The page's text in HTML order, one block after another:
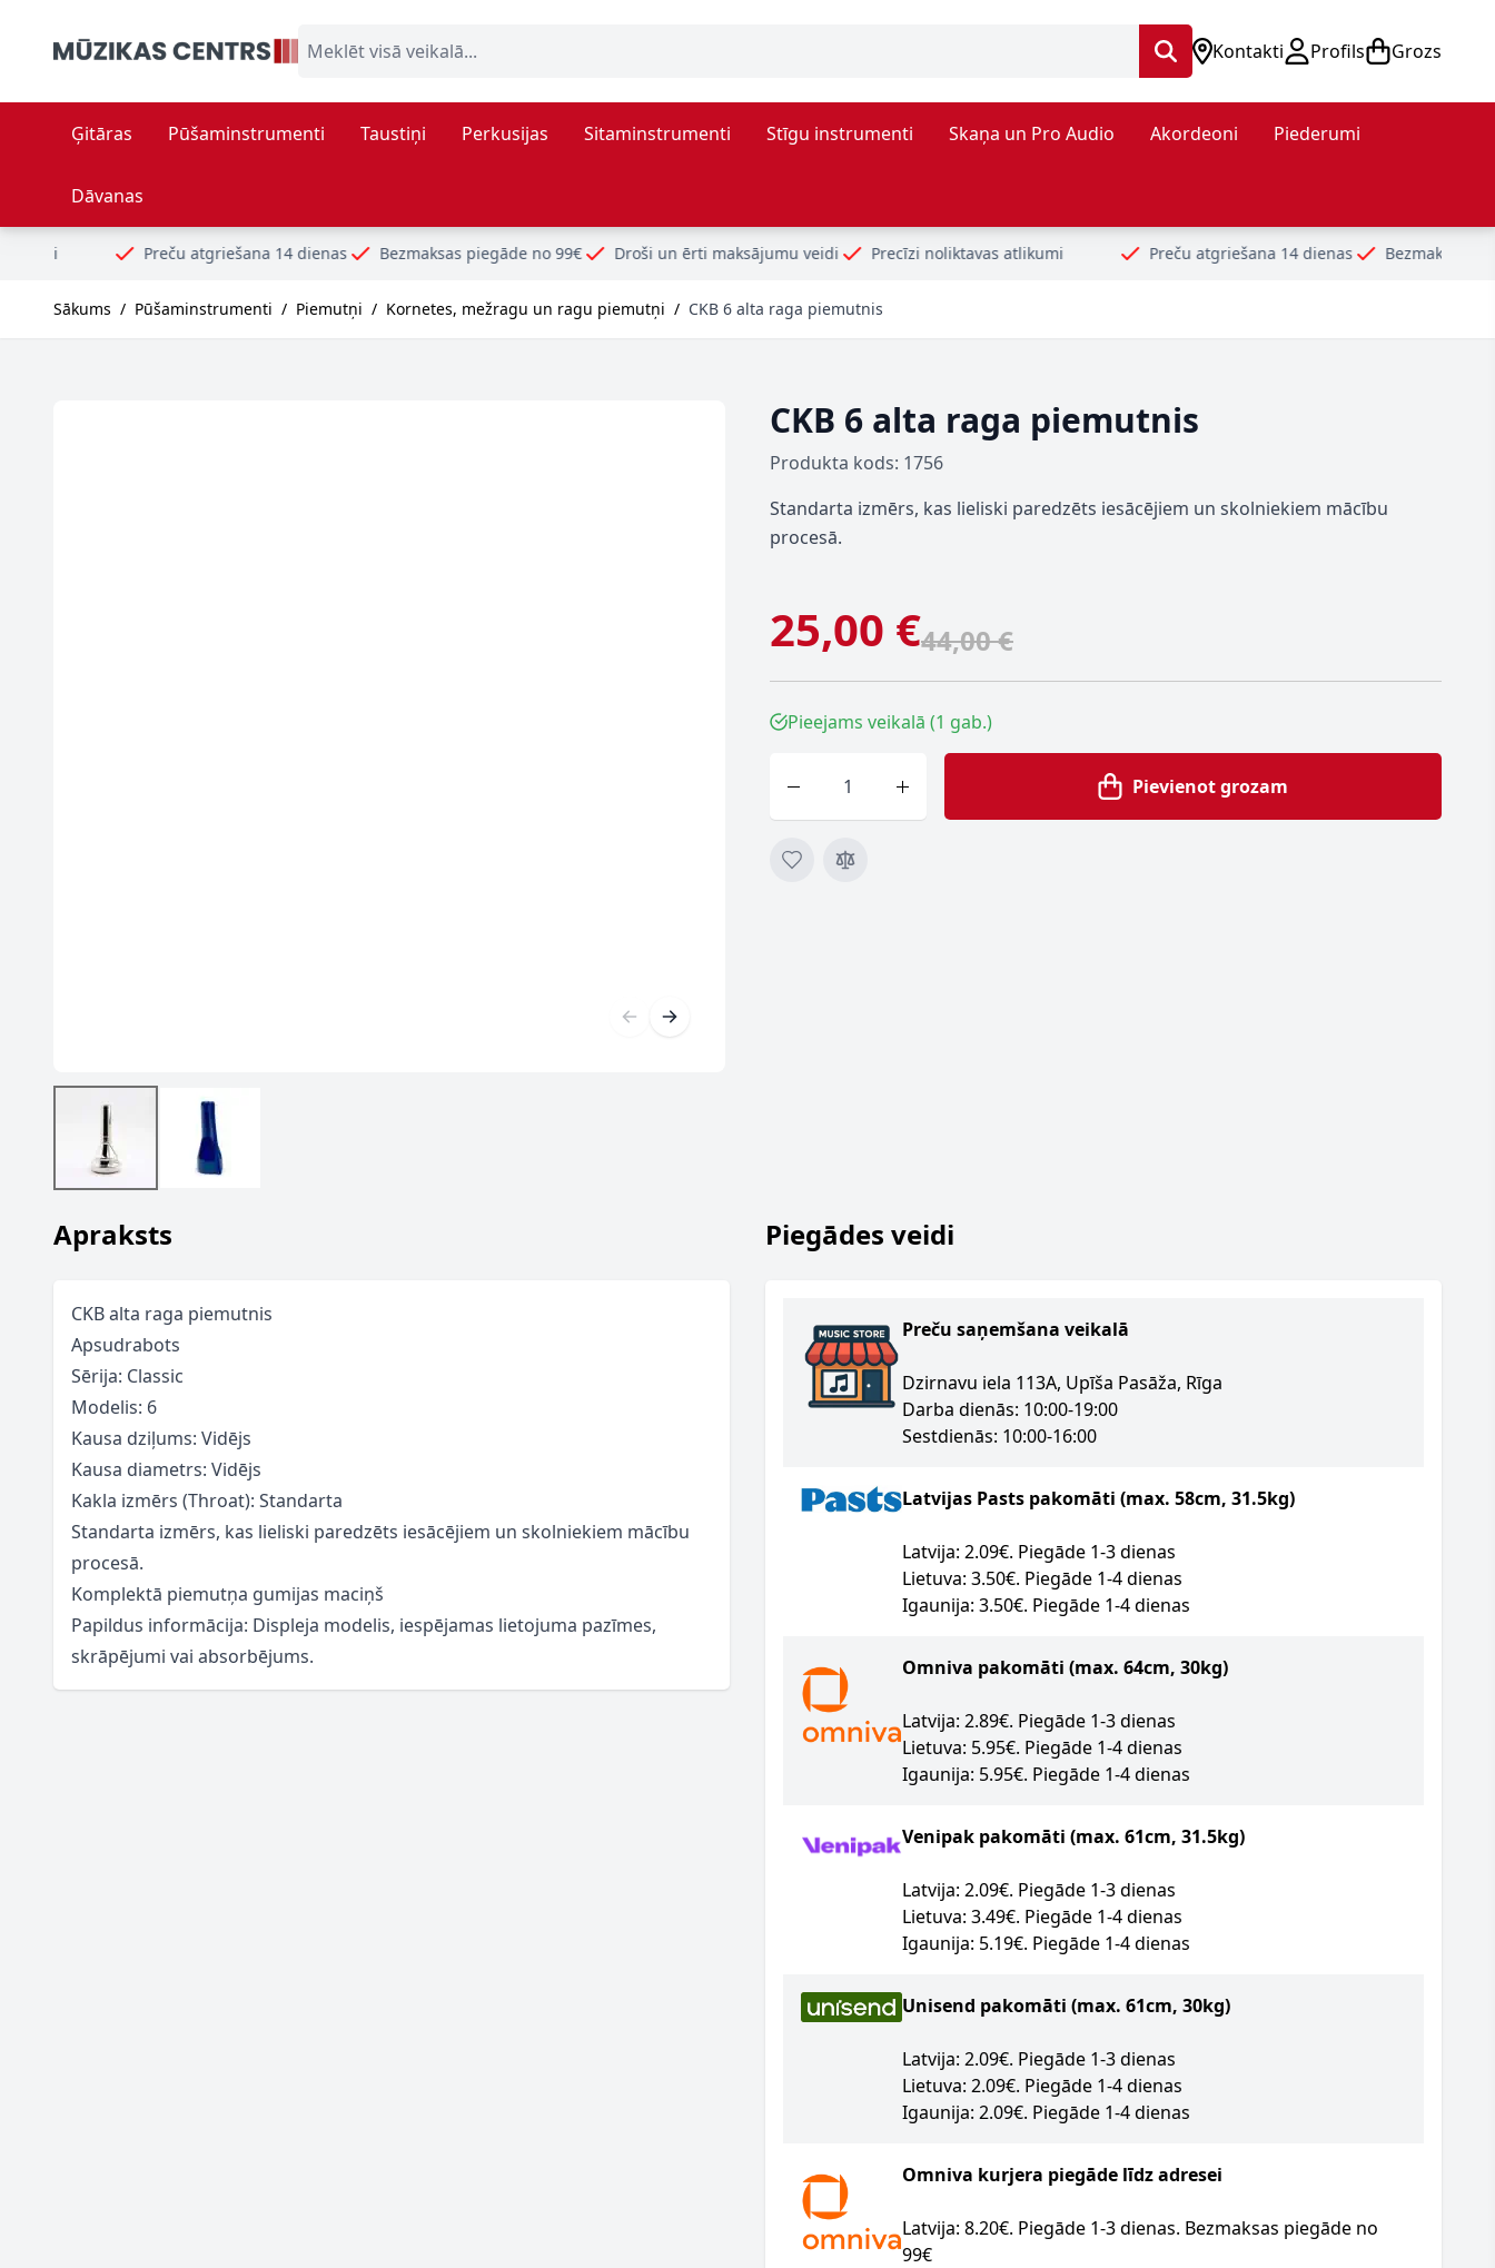
Meklēt visā veikalā...
Kontakti Profils Grozs
Ģitāras Pūšaminstrumenti Taustiņi Perkusijas Sitaminstrumenti Stīgu instrumenti Skaņa un Pro Audio Akordeoni Piederumi
Dāvanas
Preču atgriešana 14 dienas Bezmaksas piegāde no 99€ Droši un ērti maksājumu veidi Precīzi noliktavas atlikumi Preču atgriešana 14 dienas Bezmaksas piegāde no 99€
Sākums / Pūšaminstrumenti / Piemutņi / Kornetes, mežragu un ragu piemutņi / CKB 6 alta raga piemutnis
CKB 6 alta raga piemutnis
Produkta kods: 1756
Standarta izmērs, kas lieliski paredzēts iesācējiem un skolniekiem mācību
procesā.
25,00 €44,00 €
Pieejams veikalā (1 gab.)
Pievienot grozam
Apraksts
CKB alta raga piemutnis
Apsudrabots
Sērija: Classic
Modelis: 6
Kausa dziļums: Vidējs
Kausa diametrs: Vidējs
Kakla izmērs (Throat): Standarta
Standarta izmērs, kas lieliski paredzēts iesācējiem un skolniekiem mācību
procesā.
Komplektā piemutņa gumijas maciņš
Papildus informācija: Displeja modelis, iespējamas lietojuma pazīmes,
skrāpējumi vai absorbējums.
Piegādes veidi
Preču saņemšana veikalā
Dzirnavu iela 113A, Upīša Pasāža, Rīga
Darba dienās: 10:00-19:00
Sestdienās: 10:00-16:00
Latvijas Pasts pakomāti (max. 58cm, 31.5kg)
Latvija: 2.09€. Piegāde 1-3 dienas
Lietuva: 3.50€. Piegāde 1-4 dienas
Igaunija: 3.50€. Piegāde 1-4 dienas
Omniva pakomāti (max. 64cm, 30kg)
Latvija: 2.89€. Piegāde 1-3 dienas
Lietuva: 5.95€. Piegāde 1-4 dienas
Igaunija: 5.95€. Piegāde 1-4 dienas
Venipak pakomāti (max. 61cm, 31.5kg)
Latvija: 2.09€. Piegāde 1-3 dienas
Lietuva: 3.49€. Piegāde 1-4 dienas
Igaunija: 5.19€. Piegāde 1-4 dienas
Unisend pakomāti (max. 61cm, 30kg)
Latvija: 2.09€. Piegāde 1-3 dienas
Lietuva: 2.09€. Piegāde 1-4 dienas
Igaunija: 2.09€. Piegāde 1-4 dienas
Omniva kurjera piegāde līdz adresei
Latvija: 8.20€. Piegāde 1-3 dienas. Bezmaksas piegāde no
99€